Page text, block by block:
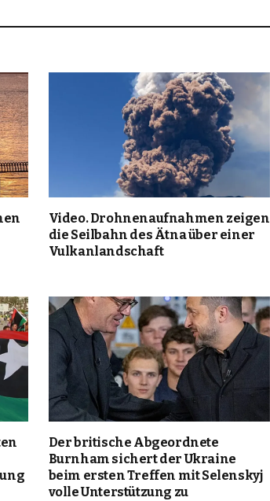
Video. Drohnenaufnahmen zeigen
die Seilbahn des Ätna über einer
Vulkanlandschaft
Der britische Abgeordnete
Burnham sichert der Ukraine
beim ersten Treffen mit Selenskyj
volle Unterstützung zu